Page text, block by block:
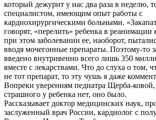
который дежурит у нас два раза в неделю,
специалистом, имеющим опыт работы с
кардиохирургическими больными.
говорят, «перелить» ребенка в реанимации
при этом заболевании ее, наоборот,
вводя мочегонные препараты. Поэтому-то
введено внутривенно всего лишь 350
вместе с лекарствами. Что до слуха о том,
не тот препарат, то эту чушь я даже
Вопреки уверениям педиатра Щерба-ковой,
страшного у ребенка нет, оно было.
Рассказывает доктор медицинских наук,
заслуженный врач России, кардиолог с